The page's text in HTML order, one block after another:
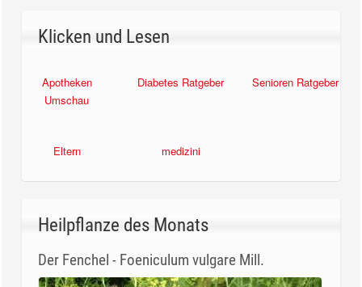
Klicken und Lesen
Apotheken
Umschau
Diabetes Ratgeber Senioren Ratgeber
Eltern medizini
Heilpflanze des Monats
Der Fenchel - Foeniculum vulgare Mill.